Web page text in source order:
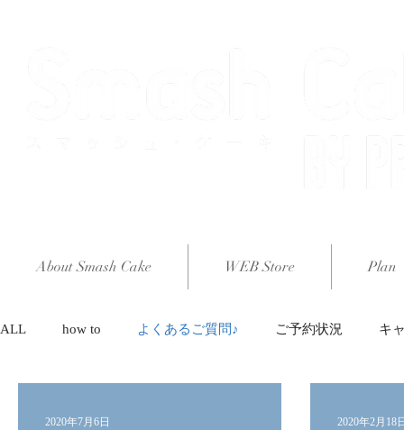
About Smash Cake WEB Store Plan
ALL how to よくあるご質問♪ ご予約状況 キ
2020年7月6日 2020年2月18